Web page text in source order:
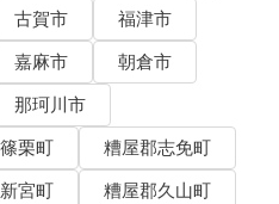
古賀市
福津市
嘉麻市
朝倉市
那珂川市
栗町
糟屋郡志免町
宮町
糟屋郡久山町